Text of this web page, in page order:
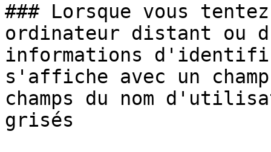
### Lorsque vous
ordinateur distant ou
informations
s'affiche avec un
champs du nom
grisés